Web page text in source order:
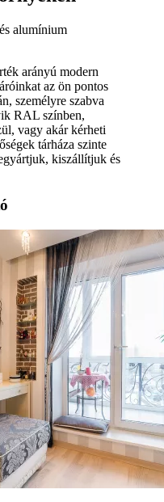
alumínium
arányú modern
az ön pontos
személyre szabva
RAL színben,
vagy akár kérheti
tárháza szinte
kiszállítjuk és